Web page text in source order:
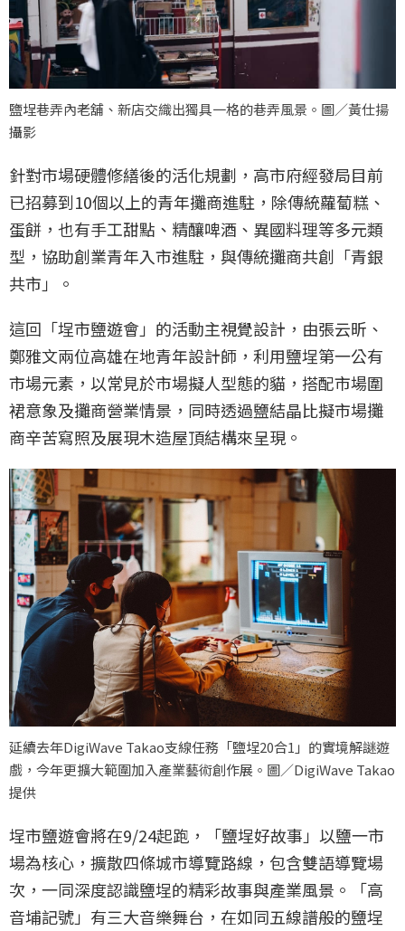
鹽埕巷弄內老舖、新店交織出獨具一格的巷弄風景。圖／黃仕揚
攝影
針對市場硬體修繕後的活化規劃，高市府經發局目前
已招募到10個以上的青年攤商進駐，除傳統蘿蔔糕、
蛋餅，也有手工甜點、精釀啤酒、異國料理等多元類
型，協助創業青年入市進駐，與傳統攤商共創「青銀
共市」。
這回「埕市鹽遊會」的活動主視覺設計，由張云昕、
鄭雅文兩位高雄在地青年設計師，利用鹽埕第一公有
市場元素，以常見於市場擬人型態的貓，搭配市場圍
裙意象及攤商營業情景，同時透過鹽結晶比擬市場攤
商辛苦寫照及展現木造屋頂結構來呈現。
延續去年DigiWave Takao支線任務「鹽埕20合1」的實境解謎遊
戲，今年更擴大範圍加入產業藝術創作展。圖／DigiWave Takao
提供
埕市鹽遊會將在9/24起跑，「鹽埕好故事」以鹽一市
場為核心，擴散四條城市導覽路線，包含雙語導覽場
次，一同深度認識鹽埕的精彩故事與產業風景。「高
音埔記號」有三大音樂舞台，在如同五線譜般的鹽埕